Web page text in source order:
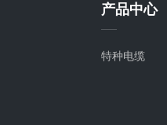
产品中心
特种电缆